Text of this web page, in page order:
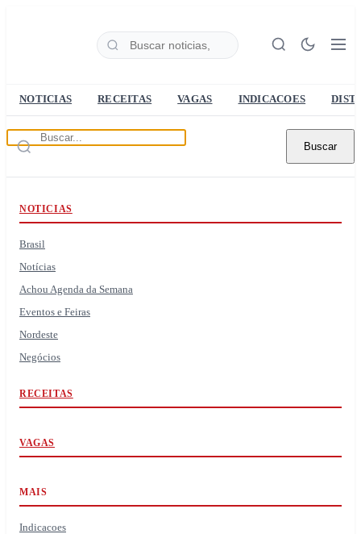
NOTICIAS RECEITAS VAGAS INDICACOES
Buscar
NOTICIAS
Brasil
Notícias
Achou Agenda da Semana
Eventos e Feiras
Nordeste
Negócios
RECEITAS
VAGAS
MAIS
Indicacoes